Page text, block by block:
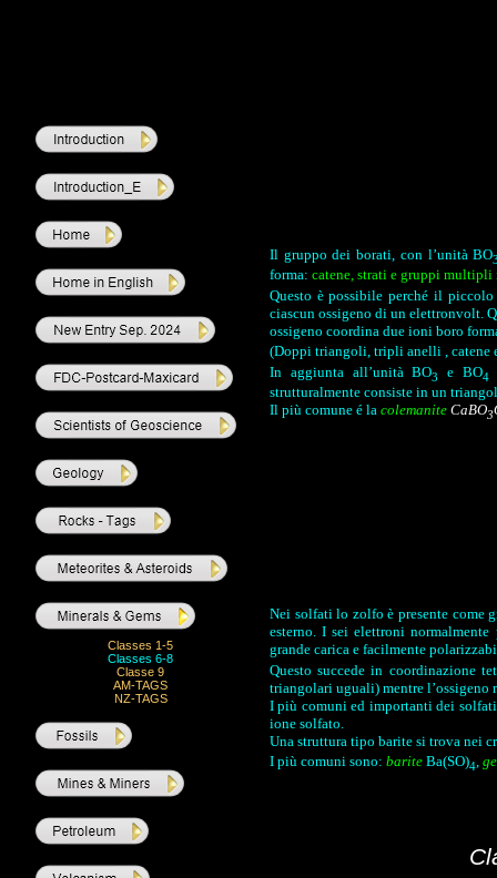
Classes 1-5
Classes 6-8
Classe 9
AM-TAGS
NZ-TAGS
Il gruppo dei borati, con l’unità BO
forma: catene, strati e gruppi multipli
Questo è possibile perché il
ciascun ossigeno di un elettronvolt.
ossigeno coordina due ioni boro
(Doppi triangoli, tripli anelli , catene
In aggiunta all’unità BO3 e BO4
strutturalmente consiste in un
Il più comune é la colemanite CaBO3
Nei solfati lo zolfo è presente come
esterno. I sei elettroni
grande carica e facilmente
Questo succede in coordinazione
triangolari uguali) mentre l’ossigeno
I più comuni ed importanti dei
ione solfato.
Una struttura tipo barite si trova nei
I più comuni sono: barite Ba(SO)4